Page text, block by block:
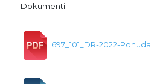
Dokumenti:
697_101_DR-2022-Ponuda